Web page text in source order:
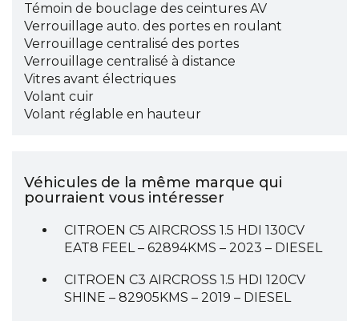
Témoin de bouclage des ceintures AV
Verrouillage auto. des portes en roulant
Verrouillage centralisé des portes
Verrouillage centralisé à distance
Vitres avant électriques
Volant cuir
Volant réglable en hauteur
Véhicules de la même marque qui
pourraient vous intéresser
CITROEN C5 AIRCROSS 1.5 HDI 130CV
EAT8 FEEL – 62894KMS – 2023 – DIESEL
CITROEN C3 AIRCROSS 1.5 HDI 120CV
SHINE – 82905KMS – 2019 – DIESEL